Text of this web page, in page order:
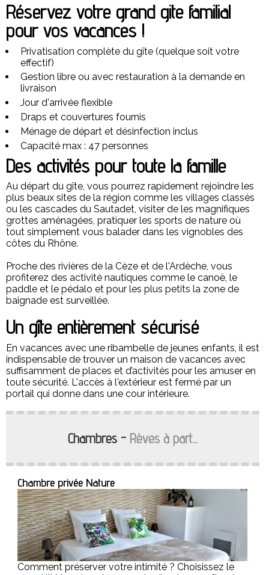
Réservez votre grand gite familial
pour vos vacances !
Privatisation complète du gîte (quelque soit votre
effectif)
Gestion libre ou avec restauration à la demande en
livraison
Jour d'arrivée flexible
Draps et couvertures fournis
Ménage de départ et désinfection inclus
Capacité max : 47 personnes
Des activités pour toute la famille
Au départ du gîte, vous pourrez rapidement rejoindre les
plus beaux sites de la région comme les villages classés
ou les cascades du Sautadet, visiter de les magnifiques
grottes aménagées, pratiquer les sports de nature où
tout simplement vous balader dans les vignobles des
côtes du Rhône.
Proche des rivières de la Cèze et de l'Ardèche, vous
profiterez des activité nautiques comme le canoë, le
paddle et le pédalo et pour les plus petits la zone de
baignade est surveillée.
Un gîte entièrement sécurisé
En vacances avec une ribambelle de jeunes enfants, il est
indispensable de trouver un maison de vacances avec
suffisamment de places et d’activités pour les amuser en
toute sécurité. L'accès à l'extérieur est fermé par un
portail qui donne dans une cour intérieure.
Chambres - Rèves à part...
Chambre privée Nature
Comment préserver votre intimité ? Choisissez le